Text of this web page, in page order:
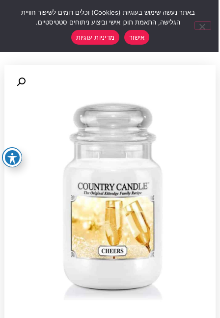
באתר נעשה שימוש בעוגיות (Cookies) וכלים דומים לשיפור חוויית
הגלישה, התאמת תוכן אישי וביצוע ניתוחים סטטיסטיים.
אישור
מדיניות עוגיות